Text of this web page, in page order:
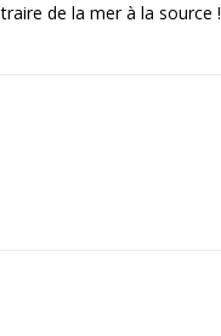
de la mer à la source !